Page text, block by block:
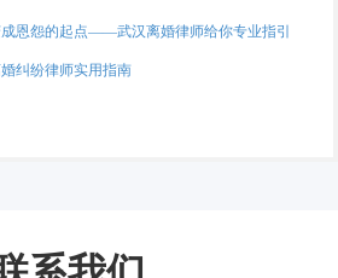
恩怨的起点——武汉离婚律师给你专业指引
纠纷律师实用指南